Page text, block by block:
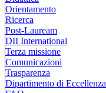
Orientamento
Ricerca
Post-Lauream
DII International
Terza missione
Comunicazioni
Trasparenza
Dipartimento di Eccellenza